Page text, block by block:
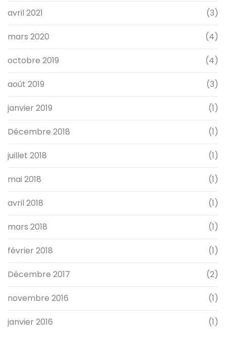
avril 2021 (3)
mars 2020 (4)
octobre 2019 (4)
août 2019 (3)
janvier 2019 (1)
Décembre 2018 (1)
juillet 2018 (1)
mai 2018 (1)
avril 2018 (1)
mars 2018 (1)
février 2018 (1)
Décembre 2017 (2)
novembre 2016 (1)
janvier 2016 (1)